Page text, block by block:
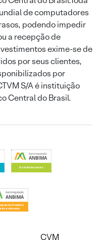
de computadores
podendo impedir
a recepção de
exime-se de
por seus clientes,
por
S/A é instituição
Central do Brasil.
CVM